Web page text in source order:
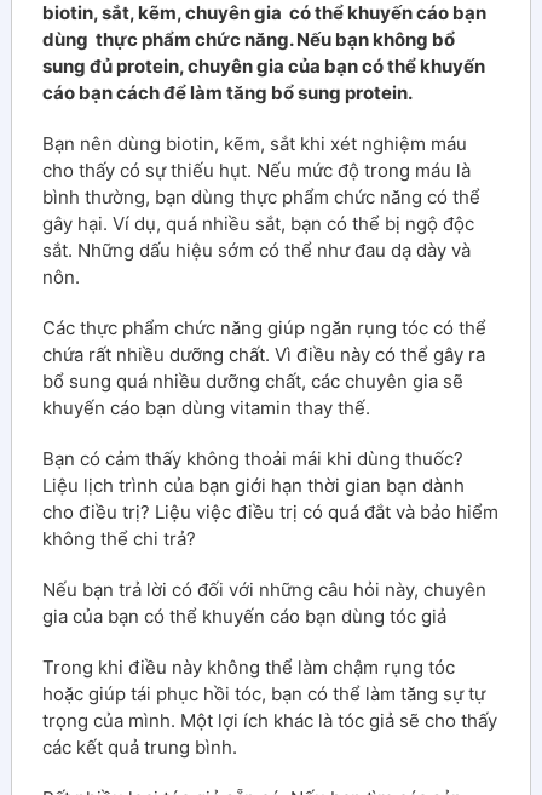
biotin, sắt, kẽm, chuyên gia có thể khuyến cáo bạn
dùng thực phẩm chức năng. Nếu bạn không bổ
sung đủ protein, chuyên gia của bạn có thể khuyến
cáo bạn cách để làm tăng bổ sung protein.
Bạn nên dùng biotin, kẽm, sắt khi xét nghiệm máu
cho thấy có sự thiếu hụt. Nếu mức độ trong máu là
bình thường, bạn dùng thực phẩm chức năng có thể
gây hại. Ví dụ, quá nhiều sắt, bạn có thể bị ngộ độc
sắt. Những dấu hiệu sớm có thể như đau dạ dày và
nôn.
Các thực phẩm chức năng giúp ngăn rụng tóc có thể
chứa rất nhiều dưỡng chất. Vì điều này có thể gây ra
bổ sung quá nhiều dưỡng chất, các chuyên gia sẽ
khuyến cáo bạn dùng vitamin thay thế.
Bạn có cảm thấy không thoải mái khi dùng thuốc?
Liệu lịch trình của bạn giới hạn thời gian bạn dành
cho điều trị? Liệu việc điều trị có quá đắt và bảo hiểm
không thể chi trả?
Nếu bạn trả lời có đối với những câu hỏi này, chuyên
gia của bạn có thể khuyến cáo bạn dùng tóc giả
Trong khi điều này không thể làm chậm rụng tóc
hoặc giúp tái phục hồi tóc, bạn có thể làm tăng sự tự
trọng của mình. Một lợi ích khác là tóc giả sẽ cho thấy
các kết quả trung bình.